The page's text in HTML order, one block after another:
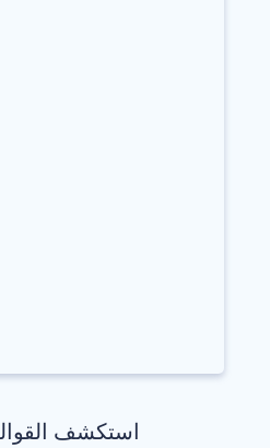
استكشف